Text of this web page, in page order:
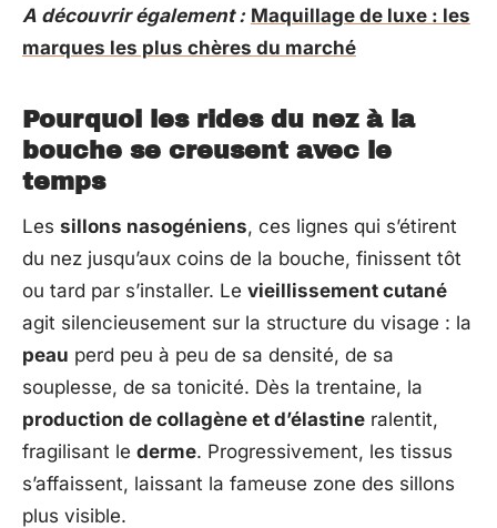
A découvrir également : Maquillage de luxe : les
marques les plus chères du marché
Pourquoi les rides du nez à la
bouche se creusent avec le
temps
Les sillons nasogéniens, ces lignes qui s’étirent
du nez jusqu’aux coins de la bouche, finissent tôt
ou tard par s’installer. Le vieillissement cutané
agit silencieusement sur la structure du visage : la
peau perd peu à peu de sa densité, de sa
souplesse, de sa tonicité. Dès la trentaine, la
production de collagène et d’élastine ralentit,
fragilisant le derme. Progressivement, les tissus
s’affaissent, laissant la fameuse zone des sillons
plus visible.